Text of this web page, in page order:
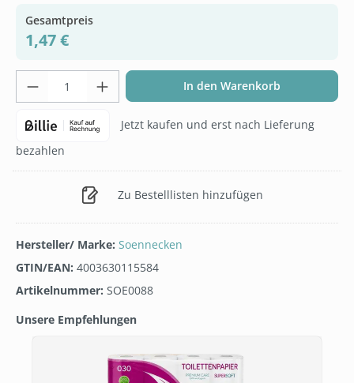
Gesamtpreis
1,47 €
Produkt Anzahl: Gib den gewünschten
In den Warenkorb
Jetzt kaufen und erst nach Lieferung
bezahlen
Zu Bestelllisten hinzufügen
Hersteller/ Marke: Soennecken
GTIN/EAN: 4003630115584
Artikelnummer: SOE0088
Unsere Empfehlungen